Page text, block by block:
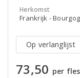
Herkomst
Frankrijk -
Op verlanglijst
73,50 per fles